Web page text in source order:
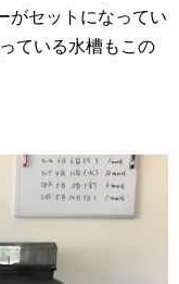
がセットになってい
ている水槽もこの